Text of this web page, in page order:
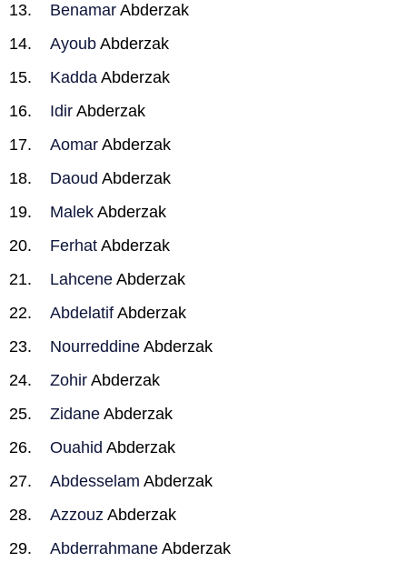
Benamar Abderzak
Ayoub Abderzak
Kadda Abderzak
Idir Abderzak
Aomar Abderzak
Daoud Abderzak
Malek Abderzak
Ferhat Abderzak
Lahcene Abderzak
Abdelatif Abderzak
Nourreddine Abderzak
Zohir Abderzak
Zidane Abderzak
Ouahid Abderzak
Abdesselam Abderzak
Azzouz Abderzak
Abderrahmane Abderzak